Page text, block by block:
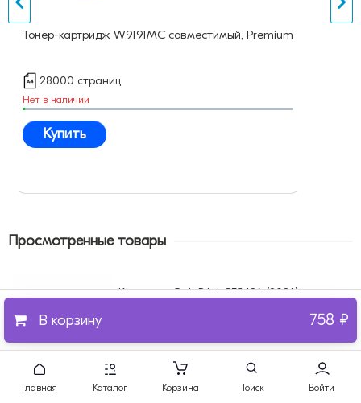
758 ₽
В корзину
Тонер-картридж W9191MC совместимый, Premium
28000 страниц
Нет в наличии
Купить
Просмотренные товары
Картридж GalaPrint CF543A (203A)
Нужна помощь? Напишите
или
Главная Каталог Корзина Поиск Войти